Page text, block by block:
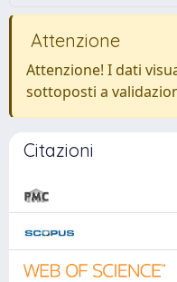
Attenzione
Attenzione! I dati
sottoposti a
Citazioni